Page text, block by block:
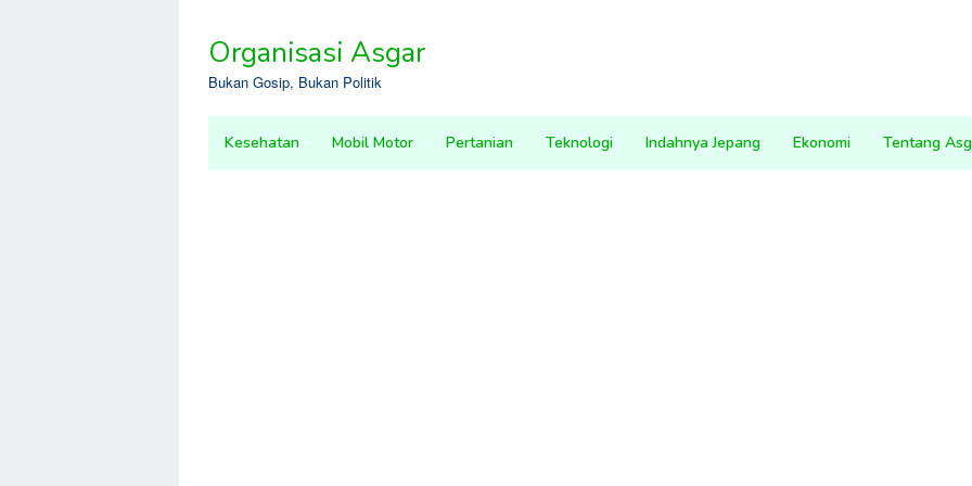
contentOrganisasi Asgar
Bukan Gosip, Bukan Politik
Kesehatan Mobil Motor Pertanian Teknologi Indahnya Jepang Ekonomi Tentang